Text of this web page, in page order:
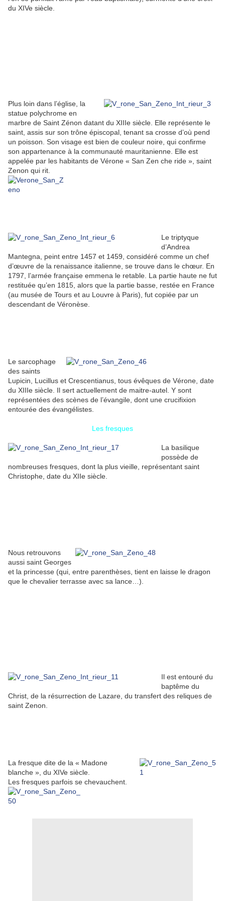
du XIVe siècle.
Plus loin dans l’église, la
statue polychrome en
marbre de Saint Zénon datant du XIIIe siècle. Elle représente le
saint, assis sur son trône épiscopal, tenant sa crosse d’où pend
un poisson. Son visage est bien de couleur noire, qui confirme
son appartenance à la communauté mauritanienne. Elle est
appelée par les habitants de Vérone « San Zen che ride », saint
Zenon qui rit.
Le triptyque
d’Andrea
Mantegna, peint entre 1457 et 1459, considéré comme un chef
d’œuvre de la renaissance italienne, se trouve dans le chœur. En
1797, l’armée française emmena le retable. La partie haute ne fut
restituée qu’en 1815, alors que la partie basse, restée en France
(au musée de Tours et au Louvre à Paris), fut copiée par un
descendant de Véronèse.
Le sarcophage
des saints
Lupicin, Lucillus et Crescentianus, tous évêques de Vérone, date
du XIIIe siècle. Il sert actuellement de maitre-autel. Y sont
représentées des scènes de l’évangile, dont une crucifixion
entourée des évangélistes.
Les fresques
La basilique
possède de
nombreuses fresques, dont la plus vieille, représentant saint
Christophe, date du XIIe siècle.
Nous retrouvons
aussi saint Georges
et la princesse (qui, entre parenthèses, tient en laisse le dragon
que le chevalier terrasse avec sa lance…).
Il est entouré du
baptême du
Christ, de la résurrection de Lazare, du transfert des reliques de
saint Zenon.
La fresque dite de la « Madone
blanche », du XIVe siècle.
Les fresques parfois se chevauchent.